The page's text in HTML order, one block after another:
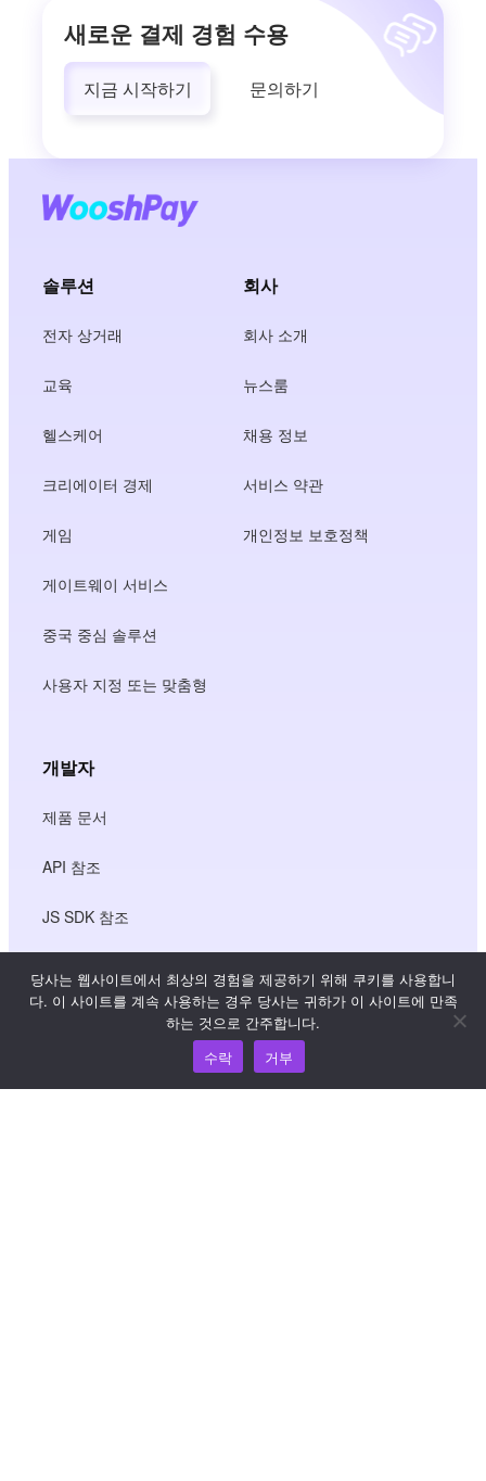
새로운 결제 경험 수용
지금 시작하기 문의하기
솔루션
전자 상거래
교육
헬스케어
크리에이터 경제
게임
게이트웨이 서비스
중국 중심 솔루션
사용자 지정 또는 맞춤형
회사
회사 소개
뉴스룸
채용 정보
서비스 약관
개인정보 보호정책
개발자
제품 문서
API 참조
JS SDK 참조
리소스
당사는 웹사이트에서 최상의 경험을 제공하기 위해 쿠키를 사용합니
다. 이 사이트를 계속 사용하는 경우 당사는 귀하가 이 사이트에 만족
하는 것으로 간주합니다.
수락
거부